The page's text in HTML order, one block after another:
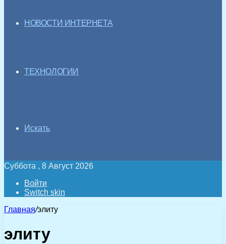
НОВОСТИ ИНТЕРНЕТА
ТЕХНОЛОГИИ
Искать
Суббота , 8 Август 2026
Войти
Switch skin
Главная/элиту
элиту